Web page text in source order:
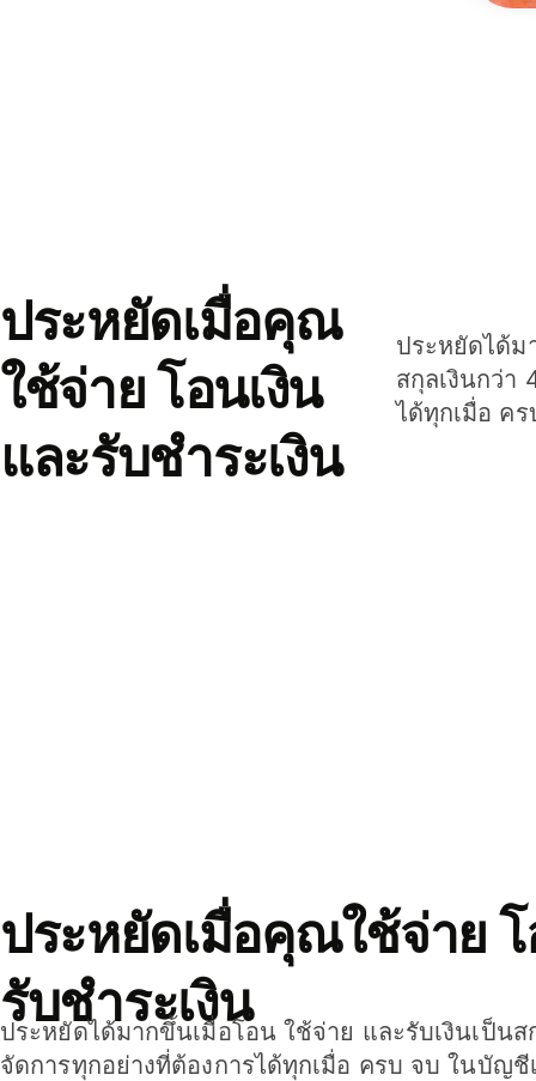
ประหยัดเมื่อคุณ
ใช้จ่าย โอนเงิน
และรับชำระเงิน
ประหยัดได้ม
สกุลเงินกว่า
ได้ทุกเมื่อ ค
ประหยัดเมื่อคุณใช้จ่าย โ
รับชำระเงิน
ประหยัดได้มากขึ้นเมื่อโอน ใช้จ่าย และรับเงินเป็น
จัดการทุกอย่างที่ต้องการได้ทุกเมื่อ ครบ จบ ในบัญชี